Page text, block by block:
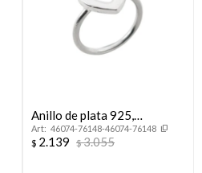
Anillo de plata 925,
CORAZON.
46074-76148-46074-76148
$ 2.139 $3.055